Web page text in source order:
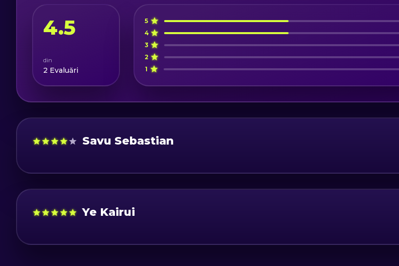
4.5
din
2 Evaluări
5
4
3
2
1
Savu Sebastian
Ye Kairui